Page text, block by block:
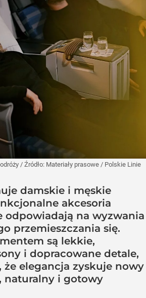
/ Źródło: Materiały prasowe / Polskie Linie
damskie i męskie
akcesoria
odpowiadają na wyzwania
przemieszczania się.
są lekkie,
i dopracowane detale,
że elegancja zyskuje nowy
naturalny i gotowy